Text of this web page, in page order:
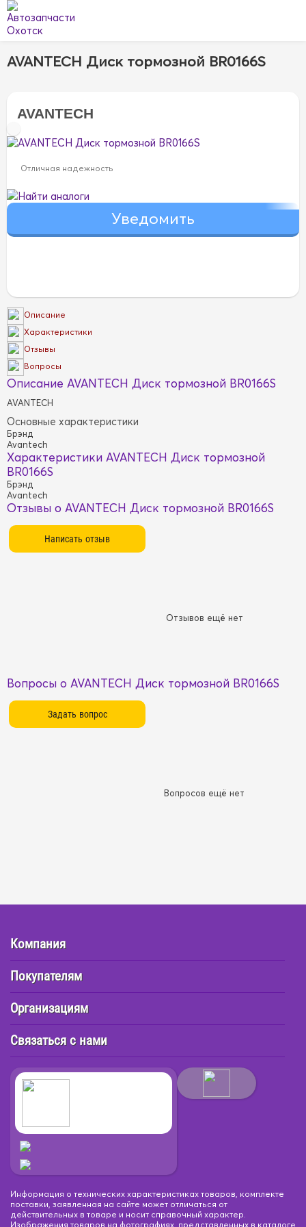
AVANTECH Диск тормозной BR0166S
AVANTECH
Отличная надежность
Найти аналоги
Описание
Характеристики
Отзывы
Вопросы
Описание AVANTECH Диск тормозной BR0166S
AVANTECH
Основные характеристики
Брэнд
Avantech
Характеристики AVANTECH Диск тормозной
BR0166S
Брэнд
Avantech
Отзывы о AVANTECH Диск тормозной BR0166S
Отзывов ещё нет
Вопросы о AVANTECH Диск тормозной BR0166S
Вопросов ещё нет
Компания
Покупателям
Организациям
Связаться с нами
Информация о технических характеристиках товаров, комплекте
поставки, заявленная на сайте может отличаться от
действительных в товаре и носит справочный характер.
Изображения товаров на фотографиях, представленных в каталоге